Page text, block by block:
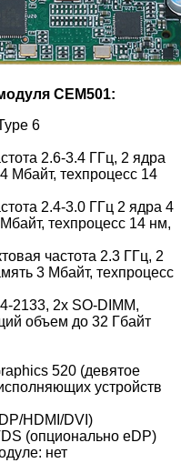
CEM501:
6
2.6-3.4 ГГц, 2 ядра
Мбайт, техпроцесс 14
2.4-3.0 ГГц 2 ядра 4
техпроцесс 14 нм,
частота 2.3 ГГц, 2
3 Мбайт, техпроцесс
2133, 2x SO-DIMM,
объем до 32 Гбайт
520 (девятое
устройств
HDMI/DVI)
(опционально eDP)
нет